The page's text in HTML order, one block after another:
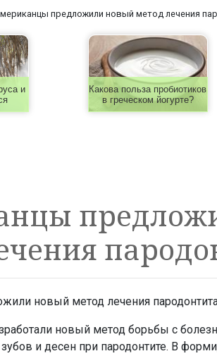
предложили новый метод лечения
и
Какова польза пробиотиков
в греческом йогурте?
новый метод борьбы с
и десен при пародонтите. В